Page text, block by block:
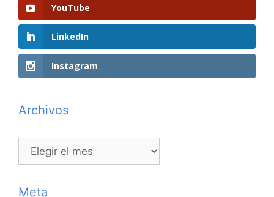
YouTube
LinkedIn
Instagram
Archivos
Archivos
Meta